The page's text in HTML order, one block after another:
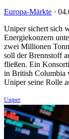
Europa-Märkte ·
Uniper sichert sich
Energiekonzern
zwei Millionen
soll der Brennstoff
fließen. Ein
in British Columbia
Uniper seine Rolle
Uniper